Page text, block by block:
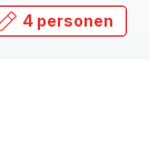
4 personen